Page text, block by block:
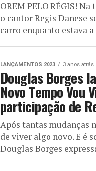
OREM PELO RÉGIS!
o cantor Regis Danese
carro enquanto estava
LANÇAMENTOS 2023 3 anos atrás
Douglas Borges
Novo Tempo Vou
participação de
Após tantas mudanças
de viver algo novo. E é
Douglas Borges